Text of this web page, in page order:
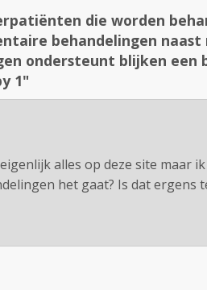
die worden
behandelingen naast
ondersteunt blijken een
1"
alles op deze site maar
het gaat? Is dat ergens